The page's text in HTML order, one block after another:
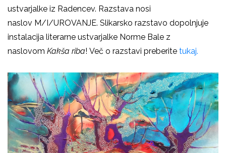
ustvarjalke iz Radencev. Razstava nosi
naslov M/I/UROVANJE. Slikarsko razstavo dopolnjuje
instalacija literarne ustvarjalke Norme Bale z
naslovom Kakša riba! Več o razstavi preberite tukaj.